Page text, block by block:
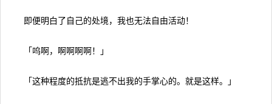
即便明白了自己的处境，我也无法自由活动！
「呜啊，啊啊啊啊！」
「这种程度的抵抗是逃不出我的手掌心的。就是这样。」